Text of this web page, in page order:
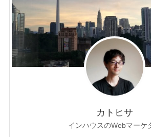
カトヒサ
インハウスのWebマーケ